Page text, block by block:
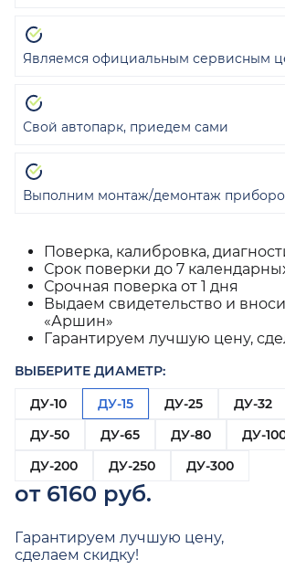
Поверка, калибровка,
Срок поверки до 7
Срочная поверка от 1 дня
Выдаем свидетельство и
«Аршин»
Гарантируем лучшую цену,
ВЫБЕРИТЕ ДИАМЕТР:
ДУ-10
ДУ-15 ДУ-25 ДУ-32
ДУ-50
ДУ-65 ДУ-80 ДУ-
ДУ-200
ДУ-250 ДУ-300
от 6160 руб.
Гарантируем лучшую цену,
сделаем скидку!
Являемся официальным сервисным
Свой автопарк, приедем сами
Выполним монтаж/демонтаж